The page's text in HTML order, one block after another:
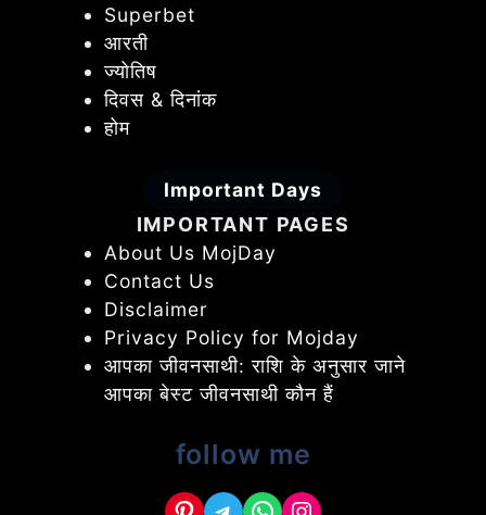
Superbet
आरती
ज्योतिष
दिवस & दिनांक
होम
Important Days
IMPORTANT PAGES
About Us MojDay
Contact Us
Disclaimer
Privacy Policy for Mojday
आपका जीवनसाथी: राशि के अनुसार जाने
आपका बेस्ट जीवनसाथी कौन हैं
follow me